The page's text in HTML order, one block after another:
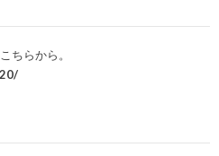
ちらから。